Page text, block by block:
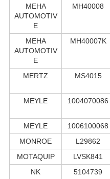
MEHA
AUTOMOTIV
E
MH40008
MEHA
AUTOMOTIV
E
MH40007K
MERTZ MS4015
MEYLE 1004070086
MEYLE
1006100068
MONROE
L29862
MOTAQUIP
LVSK841
NK
5104739